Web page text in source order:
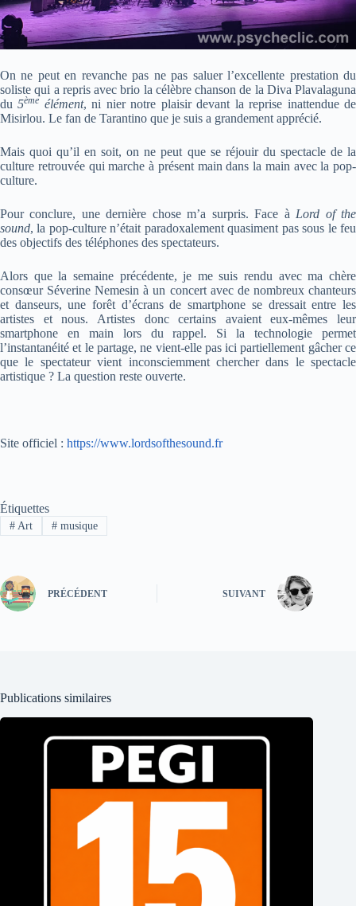
On ne peut en revanche pas ne pas saluer l’excellente prestation du
soliste qui a repris avec brio la célèbre chanson de la Diva Plavalaguna
du5ème élément, ni nier notre plaisir devant la reprise inattendue de
Misirlou. Le fan de Tarantino que je suis a grandement apprécié.
Mais quoi qu’il en soit, on ne peut que se réjouir du spectacle de la
culture retrouvée qui marche à présent main dans la main avec la pop-
culture.
Pour conclure, une dernière chose m’a surpris. Face àLord of the
sound, la pop-culture n’était paradoxalement quasiment pas sous le feu
des objectifs des téléphones des spectateurs.
Alors que la semaine précédente, je me suis rendu avec ma chère
consœur Séverine Nemesin à un concert avec de nombreux chanteurs
et danseurs, une forêt d’écrans de smartphone se dressait entre les
artistes et nous. Artistes donc certains avaient eux-mêmes leur
smartphone en main lors du rappel. Si la technologie permet
l’instantanéité et le partage, ne vient-elle pas ici partiellement gâcher ce
que le spectateur vient inconsciemment chercher dans le spectacle
artistique ? La question reste ouverte.
Site officiel : https://www.lordsofthesound.fr
Étiquettes
#Art #musique
PRÉCÉDENT SUIVANT
Publications similaires